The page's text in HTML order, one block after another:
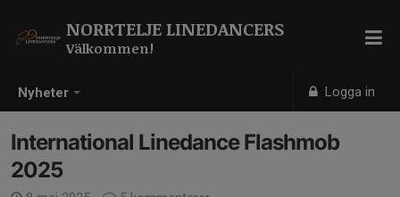
Nyheter Logga in
NORRTELJE LINEDANCERS
Välkommen!
International Linedance Flashmob
2025